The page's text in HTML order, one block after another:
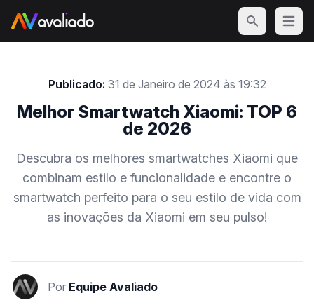
Open
Publicado: 31 de Janeiro de 2024 às 19:32
Melhor Smartwatch Xiaomi: TOP 6
de 2026
Descubra os melhores smartwatches Xiaomi que
combinam estilo e funcionalidade e encontre o
smartwatch perfeito para o seu estilo de vida com
as inovações da Xiaomi em seu pulso!
Por Equipe Avaliado